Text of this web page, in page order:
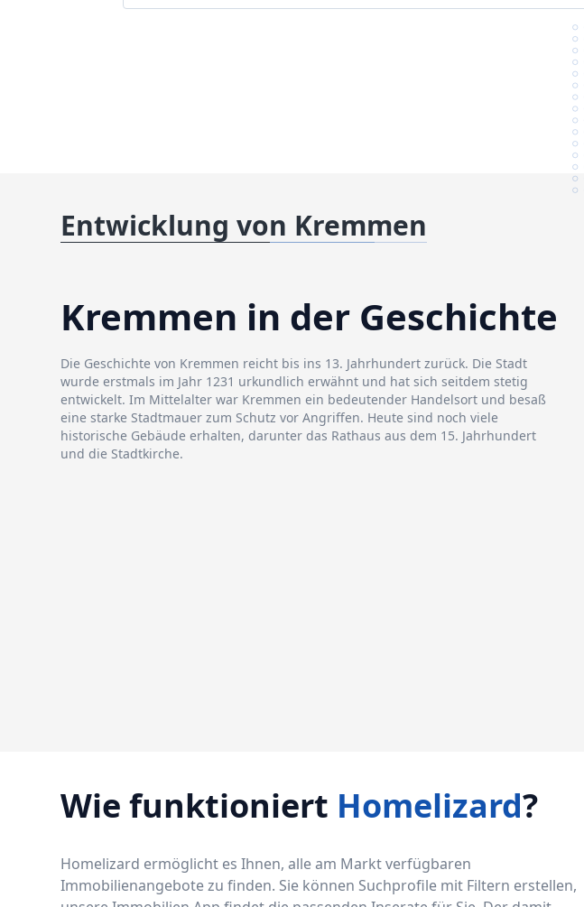
Entwicklung von Kremmen
Kremmen in der Geschichte
Die Geschichte von Kremmen reicht bis ins 13. Jahrhundert zurück. Die Stadt
wurde erstmals im Jahr 1231 urkundlich erwähnt und hat sich seitdem stetig
entwickelt. Im Mittelalter war Kremmen ein bedeutender Handelsort und besaß
eine starke Stadtmauer zum Schutz vor Angriffen. Heute sind noch viele
historische Gebäude erhalten, darunter das Rathaus aus dem 15. Jahrhundert
und die Stadtkirche.
Wie funktioniert Homelizard?
Homelizard ermöglicht es Ihnen, alle am Markt verfügbaren
Immobilienangebote zu finden. Sie können Suchprofile mit Filtern erstellen,